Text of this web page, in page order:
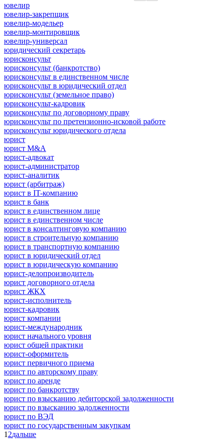
ювелир
ювелир-закрепщик
ювелир-модельер
ювелир-монтировщик
ювелир-универсал
юридический секретарь
юрисконсульт
юрисконсульт (банкротство)
юрисконсульт в единственном числе
юрисконсульт в юридический отдел
юрисконсульт (земельное право)
юрисконсульт-кадровик
юрисконсульт по договорному праву
юрисконсульт по претензионно-исковой работе
юрисконсульт юридического отдела
юрист
юрист M&A
юрист-адвокат
юрист-администратор
юрист-аналитик
юрист (арбитраж)
юрист в IT-компанию
юрист в банк
юрист в единственном лице
юрист в единственном числе
юрист в консалтинговую компанию
юрист в строительную компанию
юрист в транспортную компанию
юрист в юридический отдел
юрист в юридическую компанию
юрист-делопроизводитель
юрист договорного отдела
юрист ЖКХ
юрист-исполнитель
юрист-кадровик
юрист компании
юрист-международник
юрист начального уровня
юрист общей практики
юрист-оформитель
юрист первичного приема
юрист по авторскому праву
юрист по аренде
юрист по банкротству
юрист по взысканию дебиторской задолженности
юрист по взысканию задолженности
юрист по ВЭД
юрист по государственным закупкам
1 2дальше